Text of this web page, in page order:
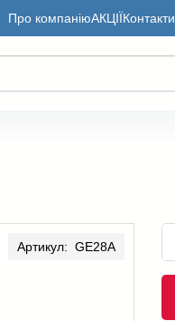
Про компаніюАКЦІЇКонтакти
Артикул: GE28A